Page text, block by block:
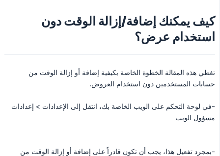
كيف يمكنك إضافة/إزالة الوقت دون
استخدام عرض؟
تغطي هذه المقالة الخطوة الخاصة بكيفية إضافة أو إزالة الوقت من
حسابات المستخدمين دون استخدام العروض.
-في لوحة التحكم على الويب الخاصة بك، انتقل إلى الإعدادات > إعدادات
مسؤول الويب
-بمجرد تفعيل هذا، يجب أن تكون قادراً على إضافة أو إزالة الوقت من